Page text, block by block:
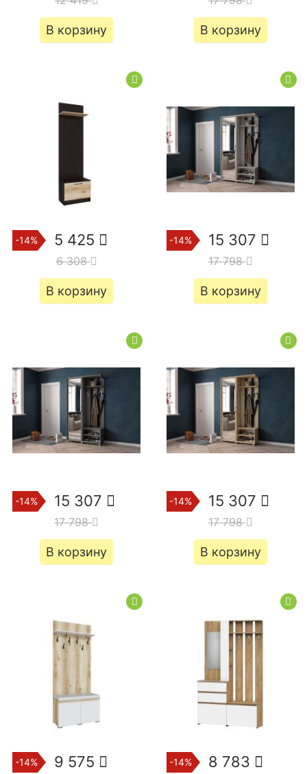
В корзину В корзину
-14% 5 425
6 308
В корзину
-14% 15 307
17 798
В корзину
-14% 15 307
17 798
В корзину
-14% 15 307
17 798
В корзину
-14% 9 575 -14% 8 783